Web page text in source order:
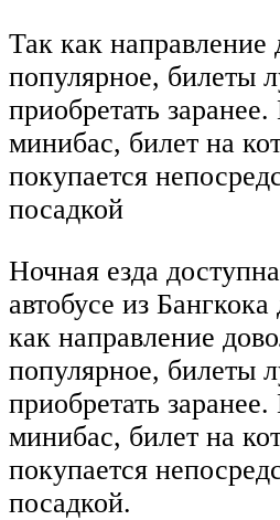
Так как направление
популярное, билеты
приобретать
минибас, билет на
покупается
посадкой
Ночная езда
автобусе из
как направление
популярное, билеты
приобретать
минибас, билет на
покупается
посадкой.